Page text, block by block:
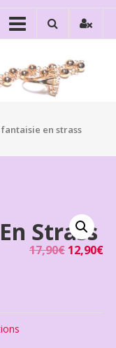
en strass
Strass
17,90€ 12,90€